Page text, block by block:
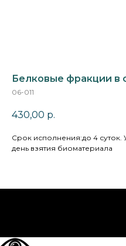
Белковые фракции в
06-011
430,00 р.
Cрок исполнения:до 4 суток.
день взятия биоматериала